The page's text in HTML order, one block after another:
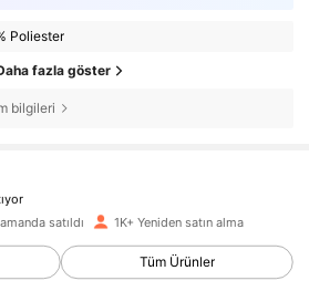
Poliester
fazla göster
bilgileri
satıldı 1K+ Yeniden satın alma
Tüm Ürünler